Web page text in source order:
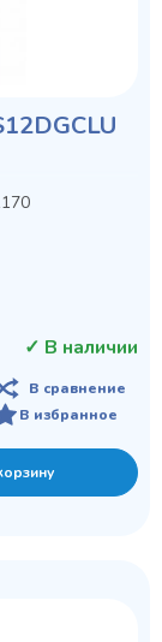
✓ В наличии
В сравнение
В избранное